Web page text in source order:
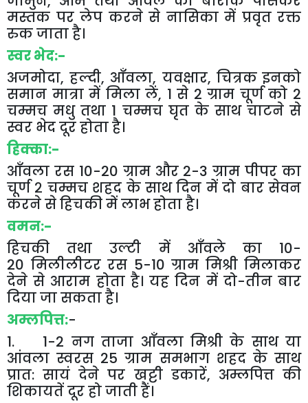
मस्तक पर लेप करने से नासिका में प्रवृत रक्त
रुकजाताहै।
स्वरभेद:-
अजमोदा,हल्दी, आँवला, यवक्षार, चित्रक इनको
समान मात्रा में मिला लें, 1 से 2 ग्राम चूर्ण को 2
चम्मच मधु तथा 1 चम्मच घृत के साथ चाटने से
स्वर भेददूरहोताहै।
हिक्का:-
आँवला रस10-20 ग्राम और2-3 ग्राम पीपर का
चूर्ण २ चम्मच शहद के साथ दिन में दो बार सेवन
करनेसेहिचकीमेंलाभहोताहै।
वमन:-
हिचकी
तथा उल्टी में आँवले का10-
20 मिलीलीटर रस 5-10 ग्राम मिश्री मिलाकर
देने से आराम होता है। यह दिन में दो-तीन बार
दियाजासकताहै।
अम्लपित्त:-
1. 1-2 नग ताजा आँवला मिश्री के साथ या
आंवला स्वरस 25 ग्राम समभाग शहद के साथ
प्रात:सायं देने पर खट्टी डकारें, अम्लपित्त की
शिकायतेंदूरहोजातीहैं।